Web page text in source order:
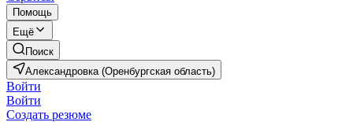
Помощь
Ещё
Поиск
Александровка (Оренбургская область)
Войти
Войти
Создать резюме